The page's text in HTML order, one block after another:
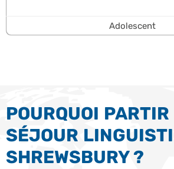
Adolescent
POURQUOI PARTIR
SÉJOUR
SHREWSBURY ?